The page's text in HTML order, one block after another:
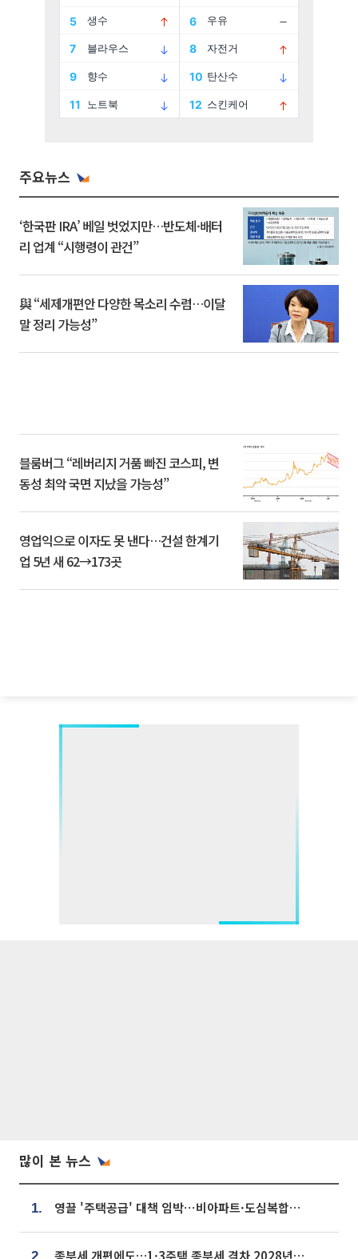
주요뉴스
‘한국판 IRA’ 베일 벗었지만…반도체·배터
리 업계 “시행령이 관건”
與 “세제개편안 다양한 목소리 수렴…이달
말 정리 가능성”
블룸버그 “레버리지 거품 빠진 코스피, 변
동성 최악 국면 지났을 가능성”
영업익으로 이자도 못 낸다…건설 한계기
업 5년 새 62→173곳
많이 본 뉴스
1. 영끌 '주택공급' 대책 임박⋯비아파트·도심복합까지 총동원
종부세 개편에도…1·3주택 종부세 격차 2028년부터 확대